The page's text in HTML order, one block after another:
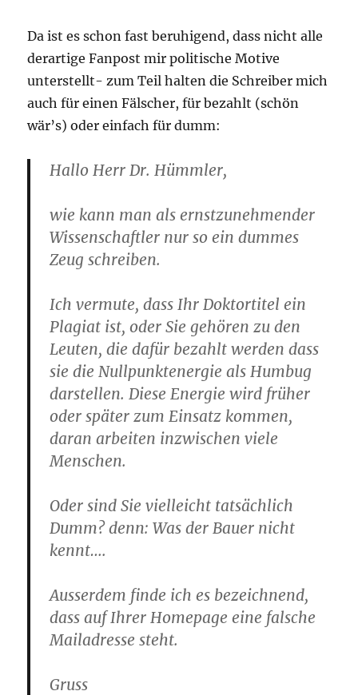
Da ist es schon fast beruhigend, dass nicht alle
derartige Fanpost mir politische Motive
unterstellt- zum Teil halten die Schreiber mich
auch für einen Fälscher, für bezahlt (schön
wär’s) oder einfach für dumm:
Hallo Herr Dr. Hümmler,
wie kann man als ernstzunehmender
Wissenschaftler nur so ein dummes
Zeug schreiben.
Ich vermute, dass Ihr Doktortitel ein
Plagiat ist, oder Sie gehören zu den
Leuten, die dafür bezahlt werden dass
sie die Nullpunktenergie als Humbug
darstellen. Diese Energie wird früher
oder später zum Einsatz kommen,
daran arbeiten inzwischen viele
Menschen.
Oder sind Sie vielleicht tatsächlich
Dumm? denn: Was der Bauer nicht
kennt….
Ausserdem finde ich es bezeichnend,
dass auf Ihrer Homepage eine falsche
Mailadresse steht.
Gruss